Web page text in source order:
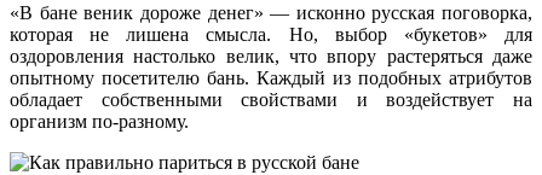
«В бане веник дороже денег» — исконно русская поговорка,
которая не лишена смысла. Но, выбор «букетов» для
оздоровления настолько велик, что впору растеряться даже
опытному посетителю бань. Каждый из подобных атрибутов
обладает собственными свойствами и воздействует на
организм по-разному.